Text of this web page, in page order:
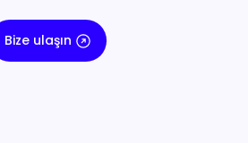
Bize ulaşın